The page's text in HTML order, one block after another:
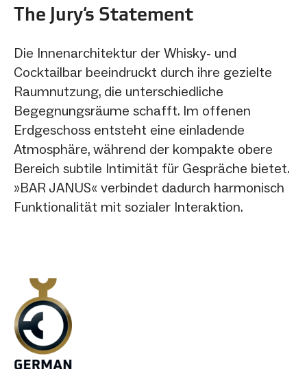
The Jury‘s Statement
Die Innenarchitektur der Whisky- und
Cocktailbar beeindruckt durch ihre gezielte
Raumnutzung, die unterschiedliche
Begegnungsräume schafft. Im offenen
Erdgeschoss entsteht eine einladende
Atmosphäre, während der kompakte obere
Bereich subtile Intimität für Gespräche bietet.
»BAR JANUS« verbindet dadurch harmonisch
Funktionalität mit sozialer Interaktion.